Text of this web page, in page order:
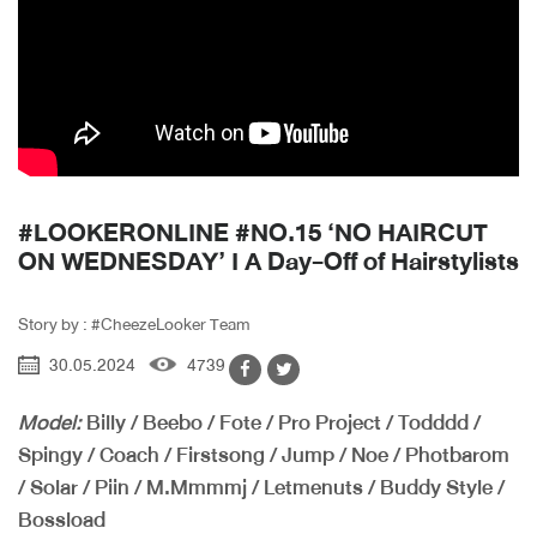
#LOOKERONLINE #NO.15 ‘NO HAIRCUT
ON WEDNESDAY’ I A Day-Off of Hairstylists
Story by : #CheezeLooker Team
30.05.2024
4739
Model:Billy / Beebo / Fote / Pro Project / Todddd /
Spingy / Coach / Firstsong / Jump / Noe / Photbarom
/ Solar / Piin / M.Mmmmj / Letmenuts / Buddy Style /
Bossload